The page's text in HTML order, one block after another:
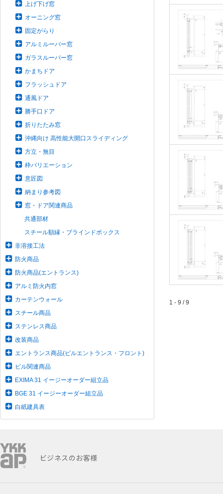
上げ下げ窓
オーニング窓
固定がらり
アルミルーバー窓
ガラスルーバー窓
かまちドア
フラッシュドア
通風ドア
勝手口ドア
折りたたみ窓
沖縄向け 高性能大開口スライディング
方立・無目
枠バリエーション
意匠図
納まり参考図
窓・ドア関連商品
共通部材
スチール額縁・ブラインドボックス
非溶接工法
防火商品
防火商品(エントランス)
アルミ防火内窓
カーテンウォール
スチール商品
ステンレス商品
改装商品
エントランス商品(ビルエントランス・フロント)
ビル関連商品
EXIMA 31 イージーオーダー組立品
BGE 31 イージーオーダー組立品
白紙建具表
1 - 9 / 9
ビジネスのお客様